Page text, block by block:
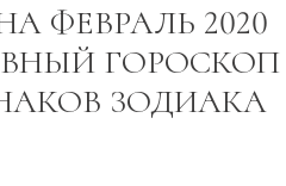
ФЕВРАЛЬ 2020
ГОРОСКОП
ЗОДИАКА